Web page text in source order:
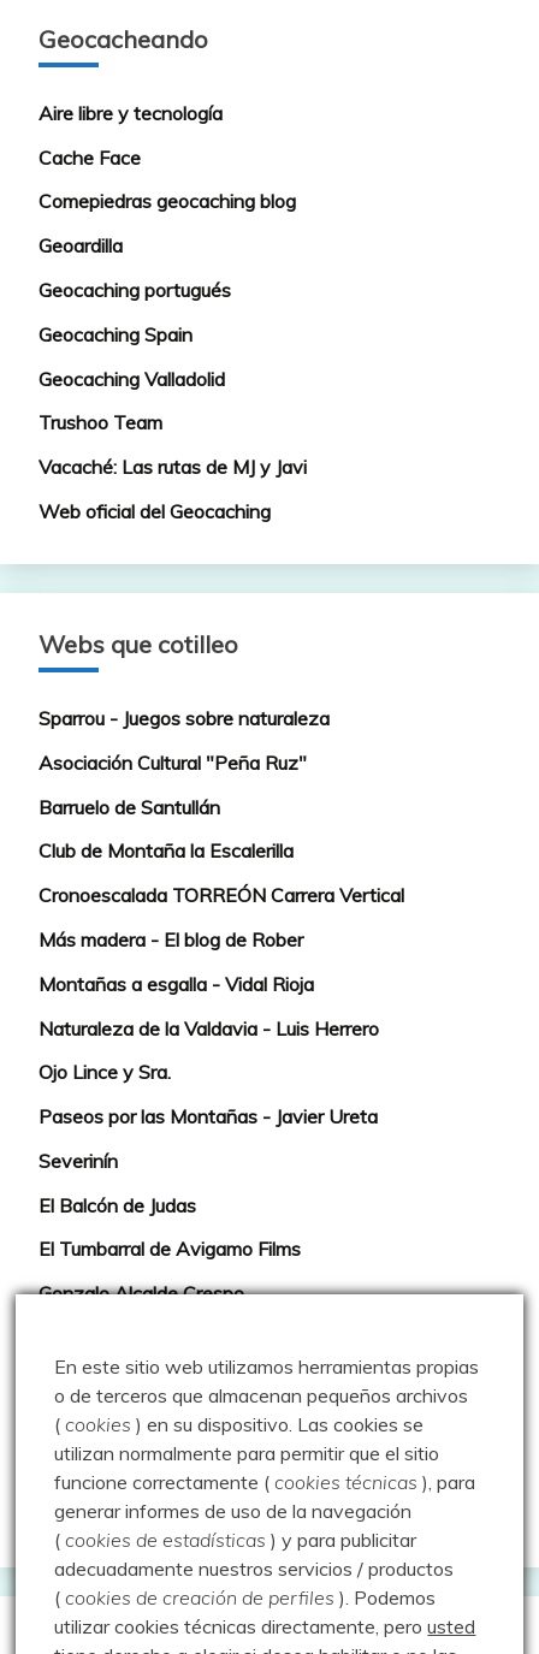
Geocacheando
Aire libre y tecnología
Cache Face
Comepiedras geocaching blog
Geoardilla
Geocaching portugués
Geocaching Spain
Geocaching Valladolid
Trushoo Team
Vacaché: Las rutas de MJ y Javi
Web oficial del Geocaching
Webs que cotilleo
Sparrou - Juegos sobre naturaleza
Asociación Cultural "Peña Ruz"
Barruelo de Santullán
Club de Montaña la Escalerilla
Cronoescalada TORREÓN Carrera Vertical
Más madera - El blog de Rober
Montañas a esgalla - Vidal Rioja
Naturaleza de la Valdavia - Luis Herrero
Ojo Lince y Sra.
Paseos por las Montañas - Javier Ureta
Severinín
El Balcón de Judas
El Tumbarral de Avigamo Films
Gonzalo Alcalde Crespo
Montaña en libertad
Rutas y excursiones con niños
Valdeolea. Río Camesa, la vía azul
Aprendiz de sueños
Guías de Montaña
En este sitio web utilizamos herramientas propias
o de terceros que almacenan pequeños archivos
(cookies ) en su dispositivo. Las cookies se
utilizan normalmente para permitir que el sitio
funcione correctamente (cookies técnicas ), para
generar informes de uso de la navegación
(cookies de estadísticas ) y para publicitar
adecuadamente nuestros servicios / productos
(cookies de creación de perfiles ). Podemos
utilizar cookies técnicas directamente, perousted